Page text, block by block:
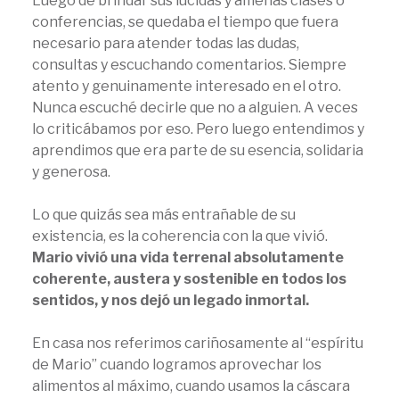
conferencias, se quedaba el tiempo que fuera
necesario para atender todas las dudas,
consultas y escuchando comentarios. Siempre
atento y genuinamente interesado en el otro.
Nunca escuché decirle que no a alguien. A veces
lo criticábamos por eso. Pero luego entendimos y
aprendimos que era parte de su esencia, solidaria
y generosa.
Lo que quizás sea más entrañable de su
existencia, es la coherencia con la que vivió.
Mario vivió una vida terrenal absolutamente
coherente, austera y sostenible en todos los
sentidos, y nos dejó un legado inmortal.
En casa nos referimos cariñosamente al “espíritu
de Mario” cuando logramos aprovechar los
alimentos al máximo, cuando usamos la cáscara